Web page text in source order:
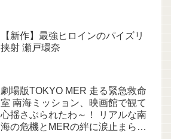
【新作】最強ヒロインのパイズリ
挟射 瀬戸環奈
劇場版TOKYO MER 走る緊急救命
室 南海ミッション、映画館で観て
心揺さぶられたわ～！ リアルな南
海の危機とMERの絆に涙止まらへ